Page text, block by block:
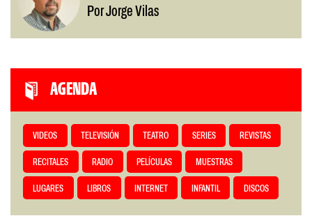
Por Jorge Vilas
AGENDA
VIDEOS TELEVISIÓN TEATRO SERIES REVISTAS
RECITALES RADIO PELÍCULAS MUESTRAS
LUGARES LIBROS INTERNET INFANTIL DISCOS